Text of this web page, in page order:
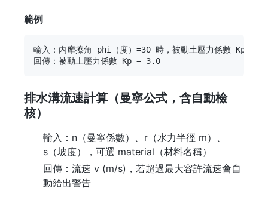
範例
輸入：內摩擦角 phi（度）=30 時，被動土壓力係數 Kp 是多
排水溝流速計算（曼寧公式，含自動檢
核）
輸入：n（曼寧係數）、r（水力半徑 m）、
s（坡度），可選 material（材料名稱）
回傳：流速 v (m/s)，若超過最大容許流速會自
動給出警告